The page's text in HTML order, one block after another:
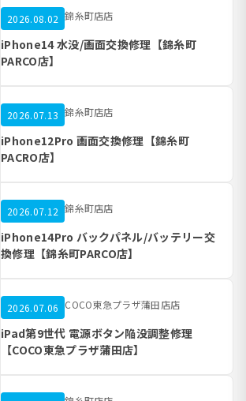
2026.08.02 錦糸町店店
iPhone14 水没/画面交換修理【錦糸町
PARCO店】
2026.07.13 錦糸町店店
iPhone12Pro 画面交換修理【錦糸町
PACRO店】
2026.07.12 錦糸町店店
iPhone14Pro バックパネル/バッテリー交
換修理【錦糸町PARCO店】
2026.07.06 COCO東急プラザ蒲田店店
iPad第9世代 電源ボタン陥没調整修理
【COCO東急プラザ蒲田店】